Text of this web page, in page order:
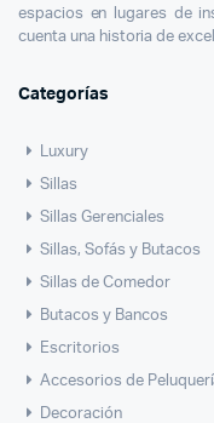
espacios en lugares de
cuenta una historia de
Categorías
Luxury
Sillas
Sillas Gerenciales
Sillas, Sofás y Butacos
Sillas de Comedor
Butacos y Bancos
Escritorios
Accesorios de
Decoración